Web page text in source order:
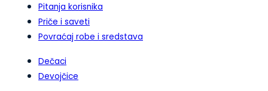
Pitanja korisnika
Priče i saveti
Povraćaj robe i sredstava
Dečaci
Devojčice